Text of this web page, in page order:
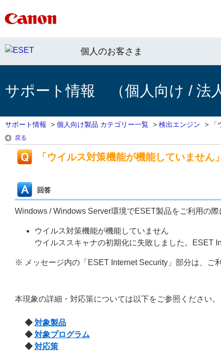
個人のお客さま
サポート情報 （個人向け / 法
サポート情報 > 個人向け製品 カテゴリー一覧 > 検出エンジン >
戻る
「ウイルス対策機能が機能していませ
回答
Windows / Windows Server環境でESET製品をご利用の
ウイルス対策機能が機能していません
ウイルススキャナの初期化に失敗しました。ESET
※ メッセージ内の「ESET Internet Security」部分は、ご
本現象の詳細・対応策については以下をご参照ください。
◆ 対象製品
◆ 対象プログラム
◆ 対応策